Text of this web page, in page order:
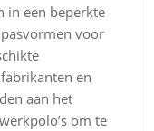
in een beperkte
voor
en
aan het
om te